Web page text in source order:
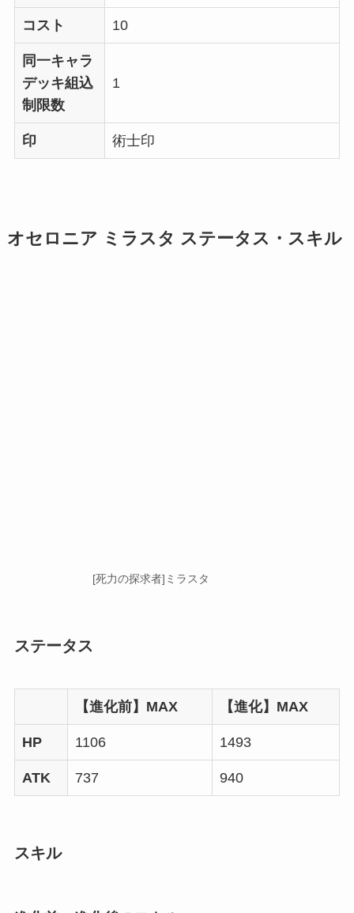
コスト 10
同一キャラ
デッキ組込
制限数
1
印 術士印
オセロニア ミラスタ ステータス・スキル
[死力の探求者]ミラスタ
ステータス
【進化前】MAX 【進化】MAX
HP 1106 1493
ATK 737 940
スキル